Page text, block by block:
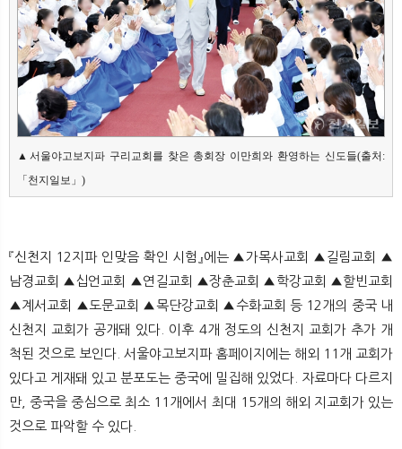
▲서울야고보지파 구리교회를 찾은 총회장 이만희와 환영하는 신도들(출처:
「천지일보」)
『신천지 12지파 인맞음 확인 시험』에는 ▲가목사교회 ▲길림교회 ▲
남경교회 ▲십언교회 ▲연길교회 ▲장춘교회 ▲학강교회 ▲할빈교회
▲계서교회 ▲도문교회 ▲목단강교회 ▲수화교회 등 12개의 중국 내
신천지 교회가 공개돼 있다. 이후 4개 정도의 신천지 교회가 추가 개
척된 것으로 보인다. 서울야고보지파 홈페이지에는 해외 11개 교회가
있다고 게재돼 있고 분포도는 중국에 밀집해 있었다. 자료마다 다르지
만, 중국을 중심으로 최소 11개에서 최대 15개의 해외 지교회가 있는
것으로 파악할 수 있다.